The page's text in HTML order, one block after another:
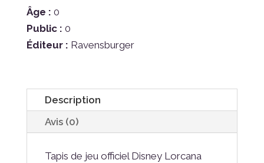
Playmat
Jasmine
Âge : 0
Public : 0
Éditeur : Ravensburger
Description
Avis (0)
Tapis de jeu officiel Disney Lorcana